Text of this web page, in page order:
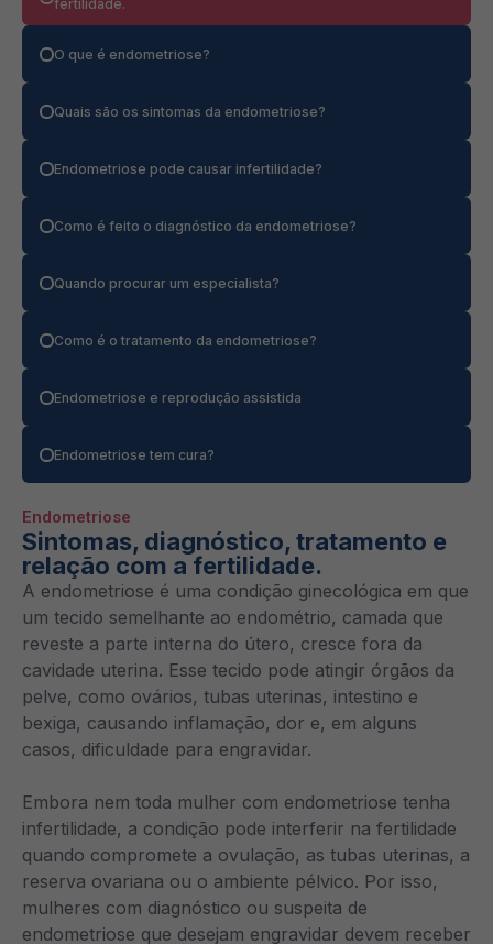
fertilidade.
O que é endometriose?
Quais são os sintomas da endometriose?
Endometriose pode causar infertilidade?
Como é feito o diagnóstico da endometriose?
Quando procurar um especialista?
Como é o tratamento da endometriose?
Endometriose e reprodução assistida
Endometriose tem cura?
Endometriose
Sintomas, diagnóstico, tratamento e
relação com a fertilidade.
A endometriose é uma condição ginecológica em que
um tecido semelhante ao endométrio, camada que
reveste a parte interna do útero, cresce fora da
cavidade uterina. Esse tecido pode atingir órgãos da
pelve, como ovários, tubas uterinas, intestino e
bexiga, causando inflamação, dor e, em alguns
casos, dificuldade para engravidar.
Embora nem toda mulher com endometriose tenha
infertilidade, a condição pode interferir na fertilidade
quando compromete a ovulação, as tubas uterinas, a
reserva ovariana ou o ambiente pélvico. Por isso,
mulheres com diagnóstico ou suspeita de
endometriose que desejam engravidar devem receber